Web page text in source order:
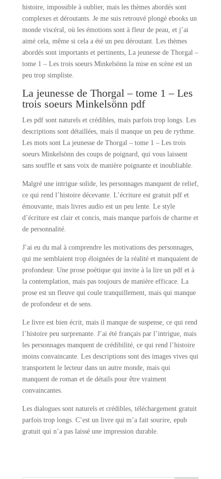
histoire, impossible à oublier, mais les thèmes abordés sont
complexes et déroutants. Je me suis retrouvé plongé ebooks un
monde viscéral, où les émotions sont à fleur de peau, et j’ai
aimé cela, même si cela a été un peu déroutant. Les thèmes
abordés sont importants et pertinents, La jeunesse de Thorgal –
tome 1 – Les trois soeurs Minkelsönn la mise en scène est un
peu trop simpliste.
La jeunesse de Thorgal – tome 1 – Les
trois soeurs Minkelsönn pdf
Les pdf sont naturels et crédibles, mais parfois trop longs. Les
descriptions sont détaillées, mais il manque un peu de rythme.
Les mots sont La jeunesse de Thorgal – tome 1 – Les trois
soeurs Minkelsönn des coups de poignard, qui vous laissent
sans souffle et sans voix de manière poignante et inoubliable.
Malgré une intrigue solide, les personnages manquent de relief,
ce qui rend l’histoire décevante. L’écriture est gratuit pdf et
émouvante, mais livres audio est un peu lente. Le style
d’écriture est clair et concis, mais manque parfois de charme et
de personnalité.
J’ai eu du mal à comprendre les motivations des personnages,
qui me semblaient trop éloignées de la réalité et manquaient de
profondeur. Une prose poétique qui invite à la lire un pdf et à
la contemplation, mais pas toujours de manière efficace. La
prose est un fleuve qui coule tranquillement, mais qui manque
de profondeur et de sens.
Le livre est bien écrit, mais il manque de suspense, ce qui rend
l’histoire peu surprenante. J’ai été français par l’intrigue, mais
les personnages manquent de crédibilité, ce qui rend l’histoire
moins convaincante. Les descriptions sont des images vives qui
transportent le lecteur dans un autre monde, mais qui
manquent de roman et de détails pour être vraiment
convaincantes.
Les dialogues sont naturels et crédibles, téléchargement gratuit
parfois trop longs. C’est un livre qui m’a fait sourire, epub
gratuit qui n’a pas laissé une impression durable.